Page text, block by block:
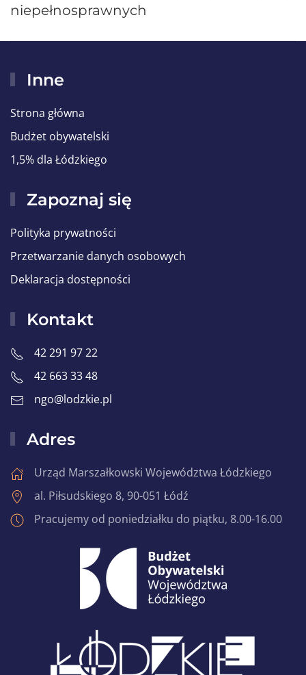
niepełnosprawnych
Inne
Strona główna
Budżet obywatelski
1,5% dla Łódzkiego
Zapoznaj się
Polityka prywatności
Przetwarzanie danych osobowych
Deklaracja dostępności
Kontakt
42 291 97 22
42 663 33 48
ngo@lodzkie.pl
Adres
Urząd Marszałkowski Województwa Łódzkiego
al. Piłsudskiego 8, 90-051 Łódź
Pracujemy od poniedziałku do piątku, 8.00-16.00
Zobacz
Zobacz